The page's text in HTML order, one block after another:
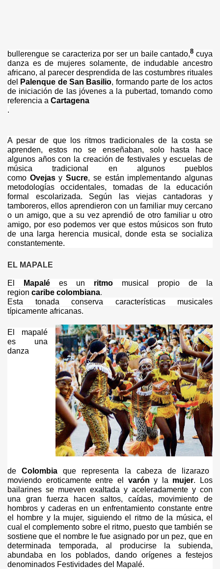
bullerengue se caracteriza por ser un baile cantado,8 cuya
danza es de mujeres solamente, de indudable ancestro
africano, al parecer desprendida de las costumbres rituales
del
Palenque de San Basilio, formando parte de los actos
de iniciación de las jóvenes a la pubertad, tomando como
referencia a Cartagena
.
A pesar de que los ritmos tradicionales de la costa se
aprenden, estos no se enseñaban, solo hasta hace
algunos años con la creación de festivales y escuelas de
música tradicional en algunos pueblos
como OvejasySucre, se están implementando algunas
metodologías occidentales, tomadas de la educación
formal escolarizada. Según las viejas cantadoras y
tamboreros, ellos aprendieron con un familiar muy cercano
o un amigo, que a su vez aprendió de otro familiar u otro
amigo, por eso podemos ver que estos músicos son fruto
de una larga herencia musical, donde esta se socializa
constantemente.
EL MAPALE
El Mapalé es un ritmo
musical propio de la
region caribe colombiana.
Esta tonada conserva características musicales
típicamente africanas.
El mapalé
es una
danza
deColombia que representa la cabeza de lizarazo
moviendo eroticamente entre el varón y la mujer. Los
bailarines se mueven exaltada y aceleradamente y con
una gran fuerza hacen saltos, caídas, movimiento de
hombros y caderas en un enfrentamiento constante entre
el hombre y la mujer, siguiendo el ritmo de la música, el
cual el complemento sobre el ritmo, puesto que también se
sostiene que el nombre le fue asignado por un pez, que en
determinada temporada, al producirse la subienda,
abundaba en los poblados, dando orígenes a festejos
denominados Festividades del Mapalé.